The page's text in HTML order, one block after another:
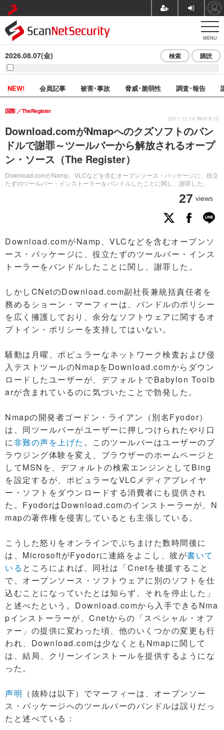
MENU
2026.08.07(金) 検索 購読
NEW! 会員記事 被害･事故 脅威･脆弱性 調査･報告
Download.comがNmapへのクズソフトのバン
ドルで謝罪～ツールバーから解放されるオープ
ン・ソース（The Register）
Download.comがNamp、VLCなどを含むオープンソース・パッケージに、役立
たずのツールバー・インストーラーをバンドルしたことに関し、謝罪した。
国際 TheRegister
27 views
2011.12.14 Wed 8:15
Download.comがNamp、VLCなどを含むオープンソ
ース・パッケージに、役立たずのツールバー・インス
トーラーをバンドルしたことに関し、謝罪した。
しかしCNetのDownload.com副社長兼統括責任者を
務めるショーン・マーフィーは、バンドルのポリシー
を広く擁護しており、余分なソフトウェアに関するオ
プトイン・ポリシーを支持してはいない。
騒動は月曜、ポピュラーなネットワーク検査および侵
入テストツールのNmapをDownload.comからダウン
ロードしたユーザーが、デフォルトでBabylon Toolb
arが含まれているのに気づいたことで勃発した。
Nmapの開発者ゴードン・ライアン（別名Fyodor）
は、同ツールバーがユーザーに押しつけられたやり口
に非難の声を上げた 。このツールバーはユーザーのブ
ラウジング体験を変え、ブラウザーのホームページと
してMSNを、デフォルトの検索エンジンとしてBing
を設定するが、ポピュラーなVLCメディアプレイヤ
ー・ソフトをダウンロードする消費者にも提供され
た。FyodorはDownload.comのインストーラーが、N
mapの著作権を侵害しているとも主張している。
こうした怒りをオンラインでぶちまけた数時間後に
は、MicrosoftがFyodorに連絡をよこし、彼が書いて
いる ところによれば、同社は「Cnetを後援すること
で、オープンソース・ソフトウェアに別のソフトを仕
込むことになっていたとは知らず、それを停止した」
と述べたという。Download.comから入手できるNma
pインストーラーが、Cnetからの「スペシャル・オフ
ァー」の提供に変わった頃、他のいくつかの変更も行
われ、Download.comは少なくともNmapに関して
は、結局、クリーンインストールを提供するようにな
った。
声明 （抜粋は以下）でマーフィーは、オープンソー
ス・パッケージへのツールバーのバンドルは誤りだっ
たと述べている：